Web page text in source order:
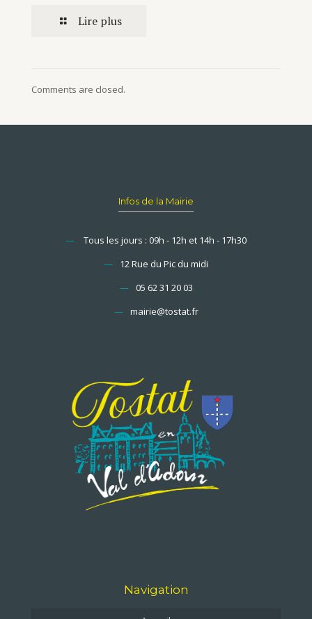
Lire plus
Comments are closed.
Infos de la Mairie
—
Tous les jours : 09h - 12h et 14h - 17h30
—
12 Rue du Pic du midi
— 05 62 31 20 03
— mairie@tostat.fr
Navigation